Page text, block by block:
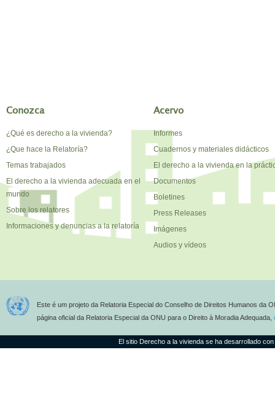
Conozca
¿Qué es derecho a la vivienda?
¿Que hace la Relatoría?
Temas trabajados
El derecho a la vivienda adecuada en el
mundo
Sobre los relatores
Informaciones y denuncias a la relatoría
Acervo
Informes
Cuadernos y materiales didácticos
El derecho a la vivienda en la
Documentos
Boletines
Press Releases
Imágenes
Audios y vídeos
Este é um projeto da Relatoria Especial do Conselho de Direitos Humanos da
página oficial da Relatoria Especial da ONU para o Direito à Moradia Adequada,
El sitio Derecho a la vivienda se ha desarrollado